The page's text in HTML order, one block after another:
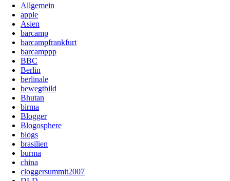
Allgemein
apple
Asien
barcamp
barcampfrankfurt
barcamppp
BBC
Berlin
berlinale
bewegtbild
Bhutan
birma
Blogger
Blogosphere
blogs
brasilien
burma
china
cloggersummit2007